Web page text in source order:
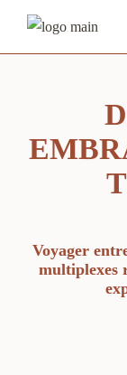
Voyager
multiplexes